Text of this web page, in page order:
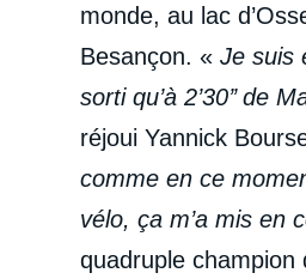
monde, au lac
Besançon. «Je suis
sorti qu’à 2’30’’ de
réjoui Yannick
comme en ce
vélo, ça m’a mis en
quadruple champion